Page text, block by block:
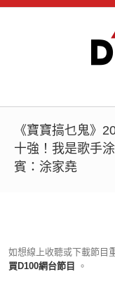
《寶寶搞乜鬼》
十強！我是歌手
賓：涂家堯
如想線上收聽或下載節目
買D100網台節目
。